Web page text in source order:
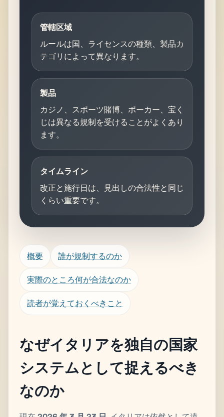
管轄区域
ルールは国、ライセンスの種類、製品カ
テゴリによって異なります。
製品
カジノ、スポーツ賭博、ポーカー、宝く
じは異なる規制を受けることがよくあり
ます。
タイムライン
改正と施行日は、見出しの合法性と同じ
くらい重要です。
概要 誰が規制するのか
実際のところ何が合法なのか
読者が覚えておくべきこと
なぜイタリアを独自の国家
システムとして捉えるべき
なのか